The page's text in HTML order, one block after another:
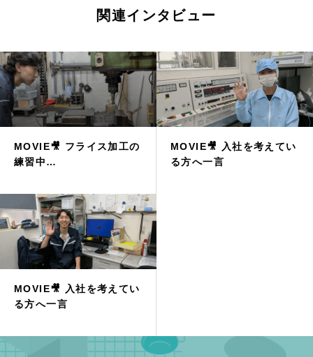
関連インタビュー
MOVIE🎥 フライス加工の
練習中…
MOVIE🎥 入社を考えてい
る方へ一言
MOVIE🎥 入社を考えてい
る方へ一言